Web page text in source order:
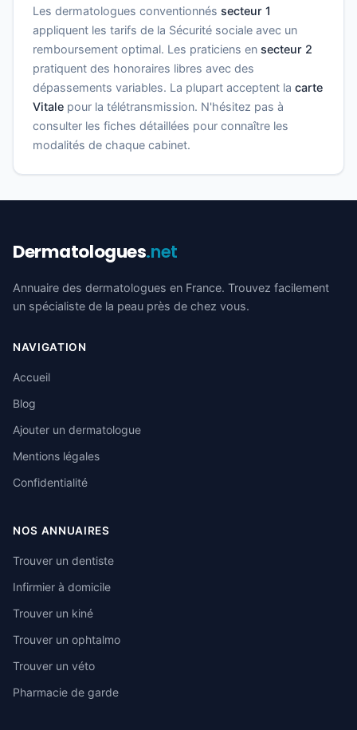
Les dermatologues conventionnés secteur 1
appliquent les tarifs de la Sécurité sociale avec un
remboursement optimal. Les praticiens en secteur 2
pratiquent des honoraires libres avec des
dépassements variables. La plupart acceptent la carte
Vitale pour la télétransmission. N'hésitez pas à
consulter les fiches détaillées pour connaître les
modalités de chaque cabinet.
Dermatologues.net
Annuaire des dermatologues en France. Trouvez facilement
un spécialiste de la peau près de chez vous.
NAVIGATION
Accueil
Blog
Ajouter un dermatologue
Mentions légales
Confidentialité
NOS ANNUAIRES
Trouver un dentiste
Infirmier à domicile
Trouver un kiné
Trouver un ophtalmo
Trouver un véto
Pharmacie de garde